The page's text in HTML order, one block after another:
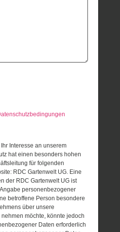
Interesse an unserem
hat einen besonders hohen
für folgenden
RDC Gartenwelt UG. Eine
der RDC Gartenwelt UG ist
personenbezogener
betroffene Person besondere
über unsere
möchte, könnte jedoch
Daten erforderlich